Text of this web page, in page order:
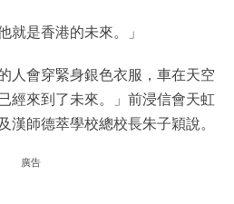
就是香港的未來。」
人會穿緊身銀色衣服，車在天空
來到了未來。」前浸信會天虹
漢師德萃學校總校長朱子穎說。
廣告